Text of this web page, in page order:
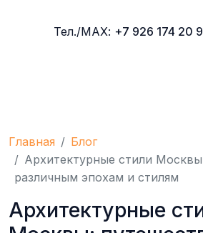
Тел./МАХ: +7 926 174 20
Главная
Блог
Архитектурные стили
различным эпохам и стилям
Архитектурные